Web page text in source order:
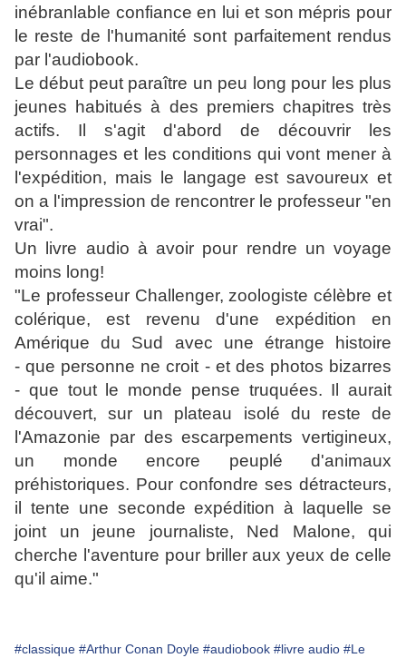
inébranlable confiance en lui et son mépris pour
le reste de l'humanité sont parfaitement rendus
par l'audiobook.
Le début peut paraître un peu long pour les plus
jeunes habitués à des premiers chapitres très
actifs. Il s'agit d'abord de découvrir les
personnages et les conditions qui vont mener à
l'expédition, mais le langage est savoureux et
on a l'impression de rencontrer le professeur "en
vrai".
Un livre audio à avoir pour rendre un voyage
moins long!
"Le professeur Challenger, zoologiste célèbre et
colérique, est revenu d'une expédition en
Amérique du Sud avec une étrange histoire
- que personne ne croit - et des photos bizarres
- que tout le monde pense truquées. Il aurait
découvert, sur un plateau isolé du reste de
l'Amazonie par des escarpements vertigineux,
un monde encore peuplé d'animaux
préhistoriques. Pour confondre ses détracteurs,
il tente une seconde expédition à laquelle se
joint un jeune journaliste, Ned Malone, qui
cherche l'aventure pour briller aux yeux de celle
qu'il aime."
#classique #Arthur Conan Doyle #audiobook #livre audio #Le